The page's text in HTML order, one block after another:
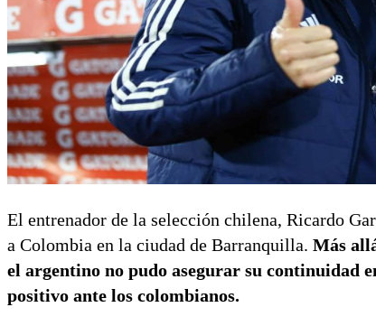
El entrenador de la selección chilena, Ricardo
a Colombia en la ciudad de Barranquilla. Más
el argentino no pudo asegurar su continuidad
positivo ante los colombianos.